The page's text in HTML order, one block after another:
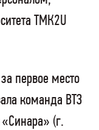
ТМК2U
первое место
команда ВТЗ
(г.